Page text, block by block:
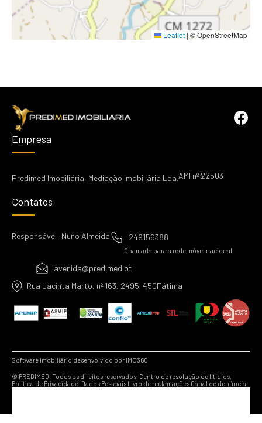
Leaflet | © OpenStreetMap
Empresa
Predimed Imobiliária, Mediação Imobiliária Lda.AMI nº 22503
Contatos
Responsável: Nuno Almeida 249156388
Chamada para a rede móvel nacional
avenida@predimed.pt
Rua Jacinta Marto, nº 163, 2495-450Fátima
Software imobiliário desenvolvido por IMO360
© PREDIMED. Todos os direitos reservados. Centro de resolução de litígios.
Política de Privacidade. Dados PessoaisLivro de reclamações Canal de denúncia